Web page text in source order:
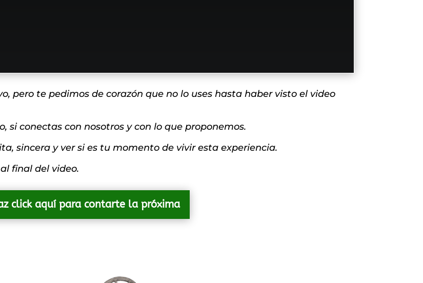
pero te pedimos de corazón que no lo uses hasta haber visto el video
si conectas con nosotros y con lo que proponemos.
sincera y ver si es tu momento de vivir esta experiencia.
final del video.
click aquí para contarte la próxima